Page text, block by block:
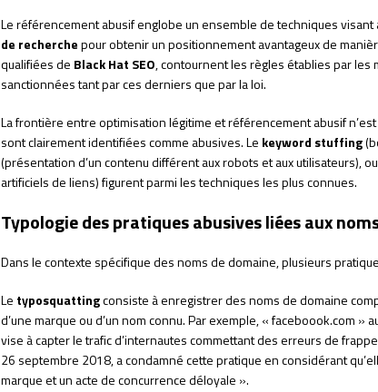
Le référencement abusif englobe un ensemble de techniques
de recherchepour obtenir un positionnement avantageux de
qualifiées de Black Hat SEO, contournent les règles établies par
sanctionnées tant par ces derniers que par la loi.
La frontière entre optimisation légitime et référencement abusif
sont clairement identifiées comme abusives. Le keyword stuffing
(présentation d’un contenu différent aux robots et aux utilisateurs),
artificiels de liens) figurent parmi les techniques les plus connues.
Typologie des pratiques abusives liées aux
Dans le contexte spécifique des noms de domaine, plusieurs
Le typosquattingconsiste à enregistrer des noms de domaine
d’une marque ou d’un nom connu. Par exemple, « faceboook.com »
vise à capter le trafic d’internautes commettant des erreurs de
26 septembre 2018, a condamné cette pratique en considérant
marque et un acte de concurrence déloyale ».